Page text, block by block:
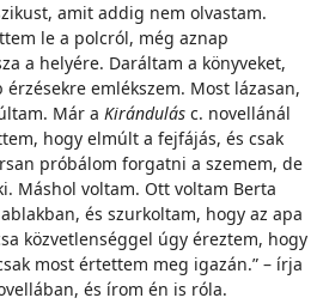
amit addig nem olvastam.
le a polcról, még aznap
a helyére. Daráltam a könyveket,
emlékszem. Most lázasan,
Már a Kirándulás c. novellánál
hogy elmúlt a fejfájás, és csak
próbálom forgatni a szemem, de
Máshol voltam. Ott voltam Berta
és szurkoltam, hogy az apa
közvetlenséggel úgy éreztem, hogy
most értettem meg igazán.” – írja
és írom én is róla.